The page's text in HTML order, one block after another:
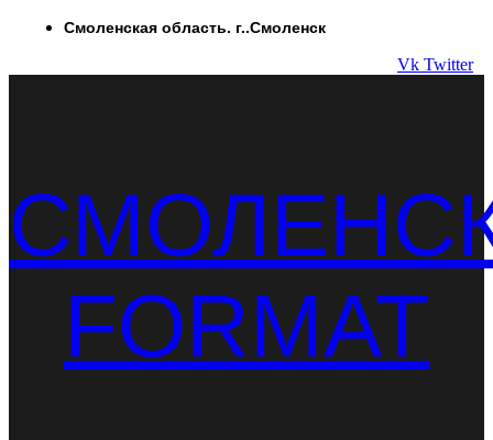
ПерейтиСмоленская область. г..Смоленск
Vk Twitter
FORMAT